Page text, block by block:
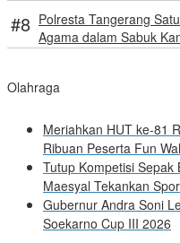
Polresta Tangerang
Agama dalam Sabuk
Olahraga
Meriahkan HUT ke-81
Ribuan Peserta Fun
Tutup Kompetisi Sepak
Maesyal Tekankan
Gubernur Andra Soni
Soekarno Cup III 2026